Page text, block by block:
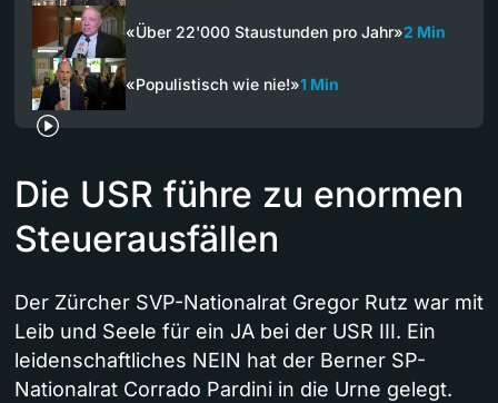
«Über 22'000 Staustunden pro Jahr»2 Min
«Populistisch wie nie!»1 Min
Die USR führe zu enormen
Steuerausfällen
Der Zürcher SVP-Nationalrat Gregor Rutz war mit
Leib und Seele für ein JA bei der USR III. Ein
leidenschaftliches NEIN hat der Berner SP-
Nationalrat Corrado Pardini in die Urne gelegt.